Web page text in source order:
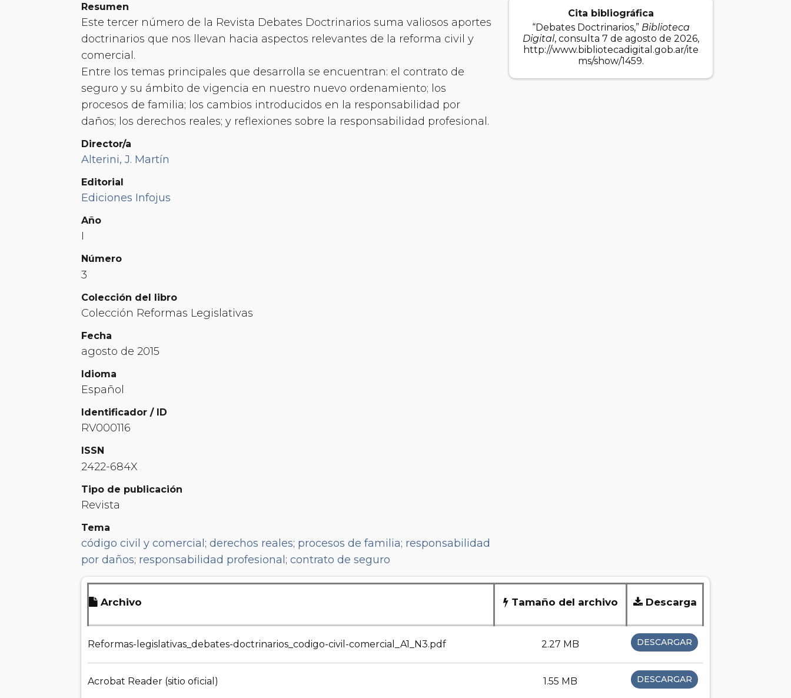
Resumen
Este tercer número de la Revista Debates Doctrinarios suma valiosos aportes
doctrinarios que nos llevan hacia aspectos relevantes de la reforma civil y
comercial.
Entre los temas principales que desarrolla se encuentran: el contrato de
seguro y su ámbito de vigencia en nuestro nuevo ordenamiento; los
procesos de familia; los cambios introducidos en la responsabilidad por
daños; los derechos reales; y reflexiones sobre la responsabilidad profesional.
Director/a
Alterini, J. Martín
Editorial
Ediciones Infojus
Año
I
Número
3
Colección del libro
Colección Reformas Legislativas
Fecha
agosto de 2015
Idioma
Español
Identificador / ID
RV000116
ISSN
2422-684X
Tipo de publicación
Revista
Tema
código civil y comercial ; derechos reales; procesos de familia; responsabilidad
por daños; responsabilidad profesional ; contrato de seguro
Cita bibliográfica
“Debates Doctrinarios,” Biblioteca
Digital, consulta 7 de agosto de 2026,
http://www.bibliotecadigital.gob.ar/ite
ms/show/1459.
Archivo Tamaño del archivo Descarga
Reformas-legislativas_debates-doctrinarios_codigo-civil-comercial_A1_N3.pdf 2.27 MB DESCARGAR
Acrobat Reader (sitio oficial) 1.55 MB DESCARGAR